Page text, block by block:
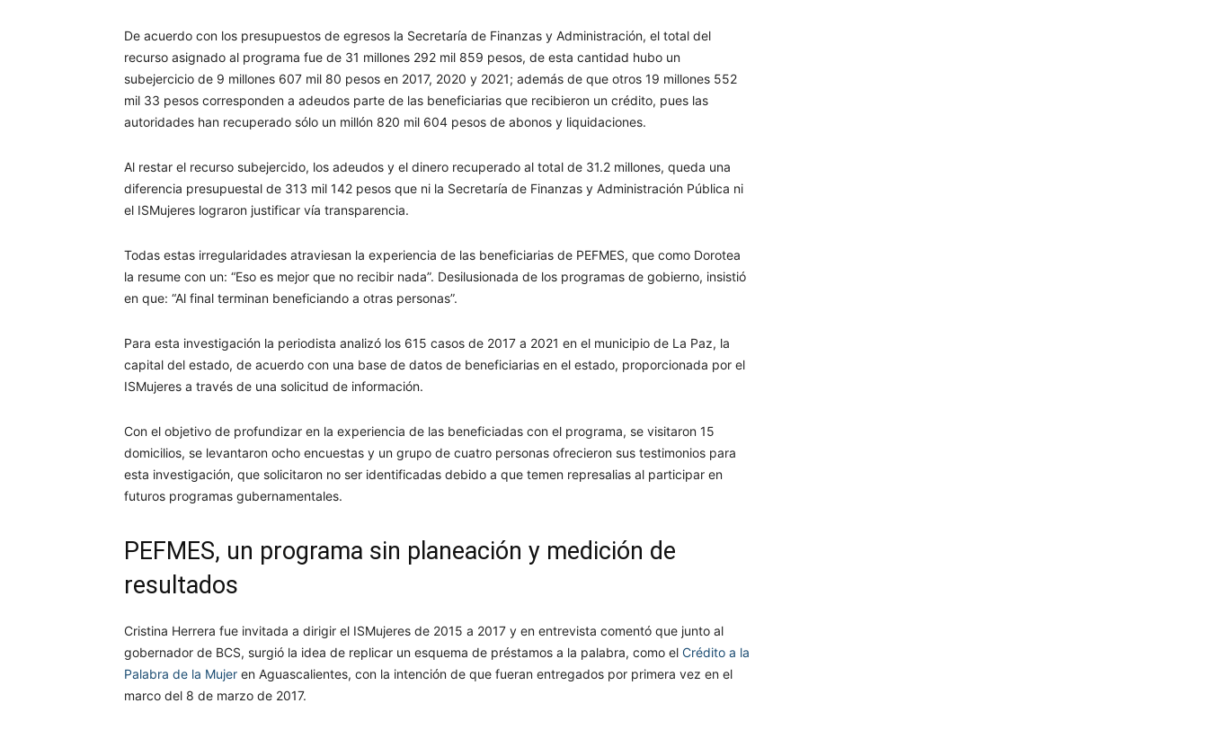
De acuerdo con los presupuestos de egresos la Secretaría de Finanzas y Administración, el total del
recurso asignado al programa fue de 31 millones 292 mil 859 pesos, de esta cantidad hubo un
subejercicio de 9 millones 607 mil 80 pesos en 2017, 2020 y 2021; además de que otros 19 millones 552
mil 33 pesos corresponden a adeudos parte de las beneficiarias que recibieron un crédito, pues las
autoridades han recuperado sólo un millón 820 mil 604 pesos de abonos y liquidaciones.
Al restar el recurso subejercido, los adeudos y el dinero recuperado al total de 31.2 millones, queda una
diferencia presupuestal de 313 mil 142 pesos que ni la Secretaría de Finanzas y Administración Pública ni
el ISMujeres lograron justificar vía transparencia.
Todas estas irregularidades atraviesan la experiencia de las beneficiarias de PEFMES, que como Dorotea
la resume con un: “Eso es mejor que no recibir nada”. Desilusionada de los programas de gobierno, insistió
en que: “Al final terminan beneficiando a otras personas”.
Para esta investigación la periodista analizó los 615 casos de 2017 a 2021 en el municipio de La Paz, la
capital del estado, de acuerdo con una base de datos de beneficiarias en el estado, proporcionada por el
ISMujeres a través de una solicitud de información.
Con el objetivo de profundizar en la experiencia de las beneficiadas con el programa, se visitaron 15
domicilios, se levantaron ocho encuestas y un grupo de cuatro personas ofrecieron sus testimonios para
esta investigación, que solicitaron no ser identificadas debido a que temen represalias al participar en
futuros programas gubernamentales.
PEFMES, un programa sin planeación y medición de
resultados
Cristina Herrera fue invitada a dirigir el ISMujeres de 2015 a 2017 y en entrevista comentó que junto al
gobernador de BCS, surgió la idea de replicar un esquema de préstamos a la palabra, como el Crédito a la
Palabra de la Mujer en Aguascalientes, con la intención de que fueran entregados por primera vez en el
marco del 8 de marzo de 2017.